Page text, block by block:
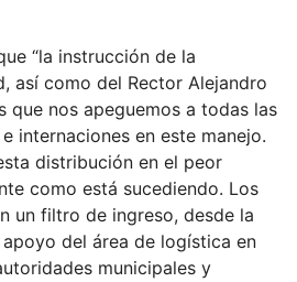
“la instrucción de la
así como del Rector Alejandro
que nos apeguemos a todas las
internaciones en este manejo.
distribución en el peor
como está sucediendo. Los
un filtro de ingreso, desde la
del área de logística en
municipales y